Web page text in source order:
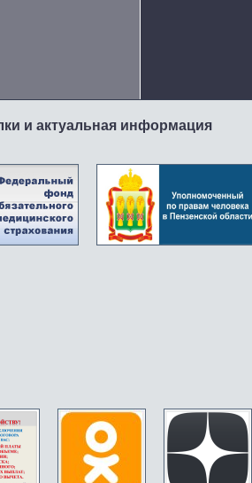
и актуальная информация